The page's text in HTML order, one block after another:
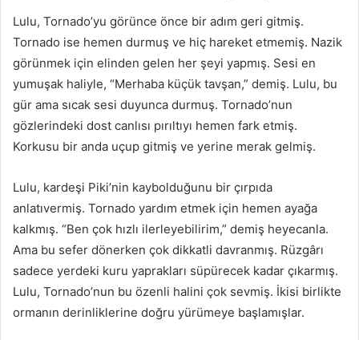
Lulu, Tornado’yu görünce önce bir adım geri gitmiş.
Tornado ise hemen durmuş ve hiç hareket etmemiş. Nazik
görünmek için elinden gelen her şeyi yapmış. Sesi en
yumuşak haliyle, “Merhaba küçük tavşan,” demiş. Lulu, bu
gür ama sıcak sesi duyunca durmuş. Tornado’nun
gözlerindeki dost canlısı pırıltıyı hemen fark etmiş.
Korkusu bir anda uçup gitmiş ve yerine merak gelmiş.
Lulu, kardeşi Piki’nin kaybolduğunu bir çırpıda
anlatıvermiş. Tornado yardım etmek için hemen ayağa
kalkmış. “Ben çok hızlı ilerleyebilirim,” demiş heyecanla.
Ama bu sefer dönerken çok dikkatli davranmış. Rüzgârı
sadece yerdeki kuru yaprakları süpürecek kadar çıkarmış.
Lulu, Tornado’nun bu özenli halini çok sevmiş. İkisi birlikte
ormanın derinliklerine doğru yürümeye başlamışlar.